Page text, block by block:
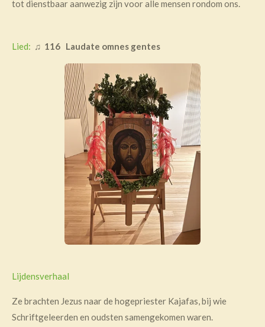
tot dienstbaar aanwezig zijn voor alle mensen rondom ons.
Lied: ♫ 116 Laudate omnes gentes
Lijdensverhaal
Ze brachten Jezus naar de hogepriester Kajafas, bij wie
Schriftgeleerden en oudsten samengekomen waren.